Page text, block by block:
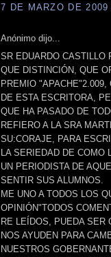
7 DE MARZO DE 2009
Anónimo dijo...
SR EDUARDO CASTILLO
QUE DISTINCIÓN, QUE
PREMIO
DE ESTA ESCRITORA,
QUE HA PASADO DE
REFIERO A LA SRA
SU:CORAJE, PARA
LA SERIEDAD DE COMO
UN PERIODISTA DE
SENTIR SUS ALUMNOS.
ME UNO A TODOS LOS
OPINIÓN"TODOS
RE LEÍDOS, PUEDA SER
NOS AYUDEN PARA
NUESTROS